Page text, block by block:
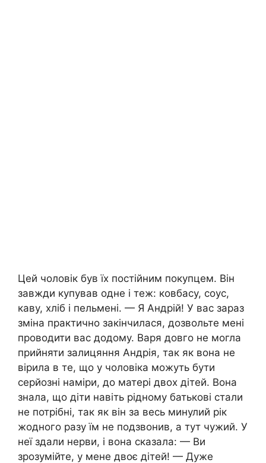
Цей чоловік був їх постійним покупцем. Він
завжди купував одне і теж: ковбасу, соус,
каву, хліб і пельмені. — Я Андрій! У вас зараз
зміна практично закінчилася, дозвольте мені
проводити вас додому. Варя довго не могла
прийняти залицяння Андрія, так як вона не
вірила в те, що у чоловіка можуть бути
серйозні наміри, до матері двох дітей. Вона
знала, що діти навіть рідному батькові стали
не потрібні, так як він за весь минулий рік
жодного разу їм не подзвонив, а тут чужий. У
неї здали нерви, і вона сказала: — Ви
зрозумійте, у мене двоє дітей! — Дуже